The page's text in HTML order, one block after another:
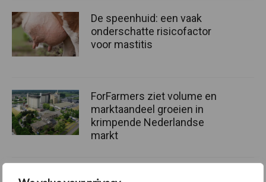
De speenhuid: een vaak
onderschatte risicofactor
voor mastitis
ForFarmers ziet volume en
marktaandeel groeien in
krimpende Nederlandse
markt